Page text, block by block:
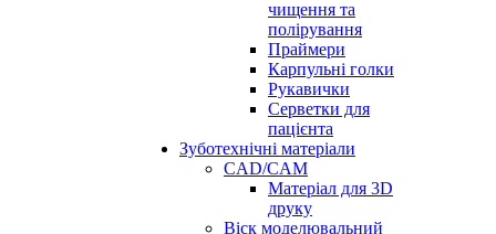
чищення та
полірування
Праймери
Карпульні голки
Рукавички
Серветки для
пацієнта
Зуботехнічні матеріали
CAD/CAM
Матеріал для 3D
друку
Віск моделювальний